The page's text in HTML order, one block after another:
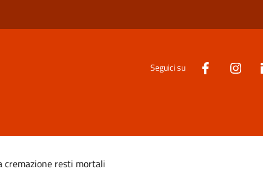
Seguici su
cremazione resti mortali